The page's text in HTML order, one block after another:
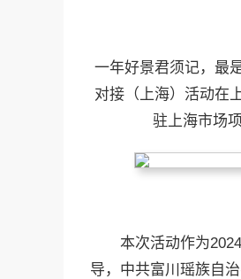
一年好景君须记，最
对接（上海）活动在
驻上海市场
本次活动作为
导，中共富川瑶族自